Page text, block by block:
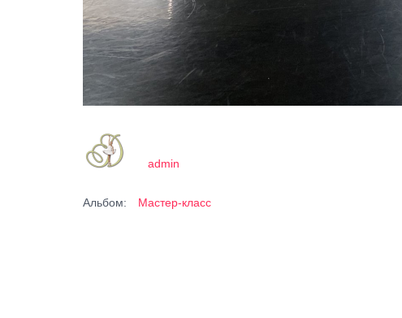
admin
Альбом: Мастер-класс